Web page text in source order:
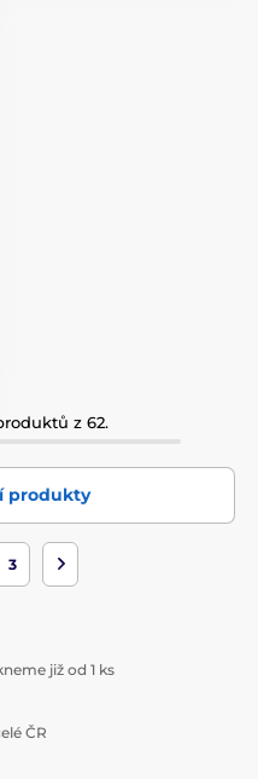
z 62.
produkty
3
již od 1 ks
ČR